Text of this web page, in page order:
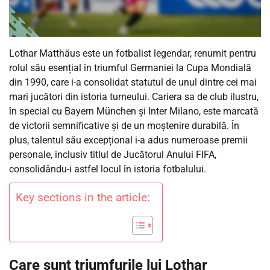
Lothar Matthäus este un fotbalist legendar, renumit pentru
rolul său esențial în triumful Germaniei la Cupa Mondială
din 1990, care i-a consolidat statutul de unul dintre cei mai
mari jucători din istoria turneului. Cariera sa de club ilustru,
în special cu Bayern München și Inter Milano, este marcată
de victorii semnificative și de un moștenire durabilă. În
plus, talentul său excepțional i-a adus numeroase premii
personale, inclusiv titlul de Jucătorul Anului FIFA,
consolidându-i astfel locul în istoria fotbalului.
Key sections in the article:
Care sunt triumfurile lui Lothar